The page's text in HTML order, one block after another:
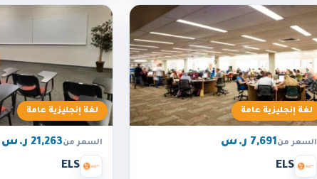
لغة إنجليزية عامة
السعر من7,691 ر.س
ELS
لغة إنجليزية عامة
السعر من21,263 ر.س
ELS